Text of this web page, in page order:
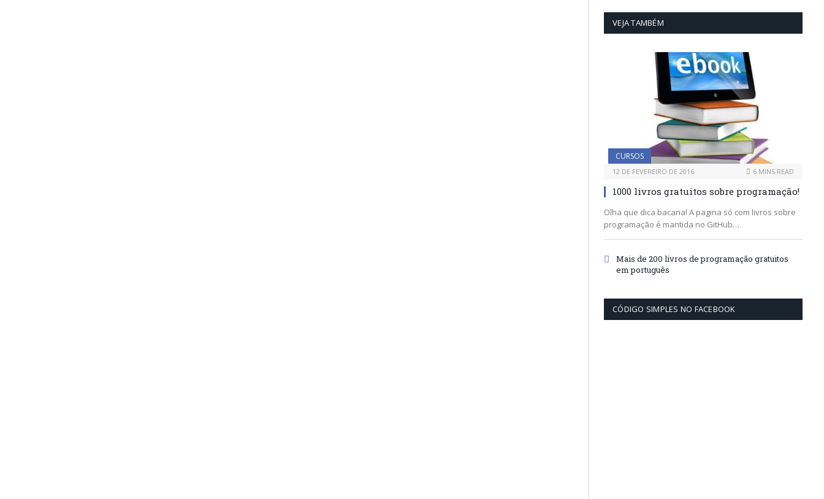
VEJA TAMBÉM
CURSOS
12 DE FEVEREIRO DE 2016 6 MINS READ
1000 livros gratuitos sobre programação!
Olha que dica bacana! A pagina só com livros sobre
programação é mantida no GitHub…
Mais de 200 livros de programação gratuitos
em português
CÓDIGO SIMPLES NO FACEBOOK